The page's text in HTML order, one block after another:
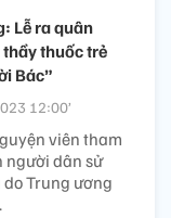
Lễ ra quân
thuốc trẻ
Bác”
12:00’
viên tham
người dân sử
Trung ương